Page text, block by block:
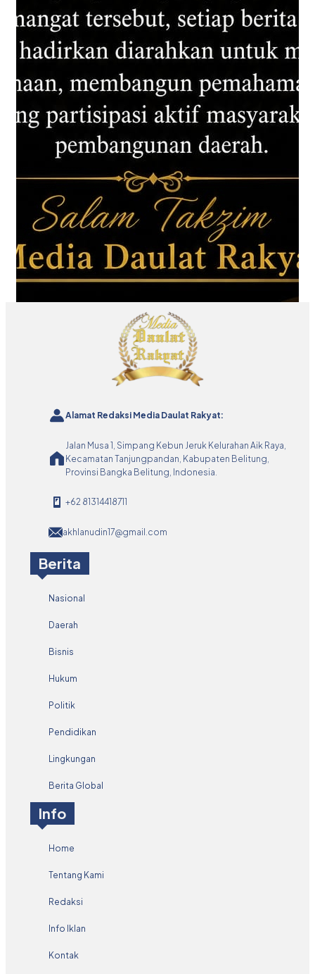
Alamat Redaksi Media Daulat Rakyat:
Jalan Musa 1, Simpang Kebun Jeruk Kelurahan Aik Raya,
Kecamatan Tanjungpandan, Kabupaten Belitung,
Provinsi Bangka Belitung, Indonesia.
+62 81314418711
akhlanudin17@gmail.com
Berita
Nasional
Daerah
Bisnis
Hukum
Politik
Pendidikan
Lingkungan
Berita Global
Info
Home
Tentang Kami
Redaksi
Info Iklan
Kontak